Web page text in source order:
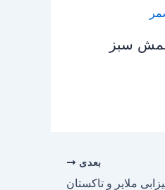
سبز
بعدی
ملایر و تاکستان